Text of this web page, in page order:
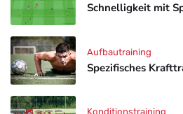
Schnelligkeit mit
Spezifisches
Aufbautraining
Konditionstraining